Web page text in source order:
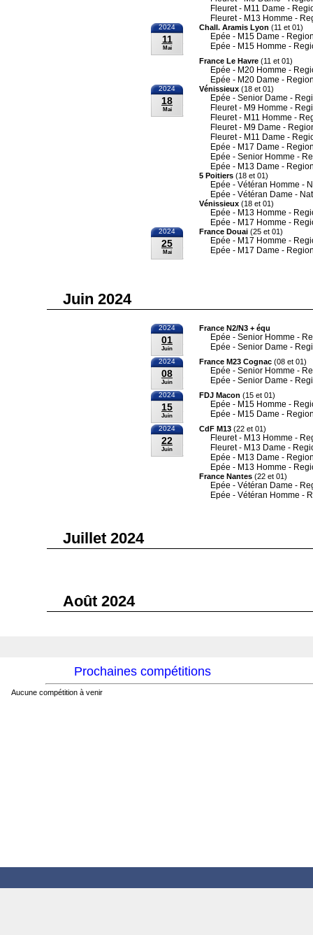
Fleuret - M11 Dame -
Fleuret - M13 Homme -
2024
11
Mai
Chall. Aramis Lyon (11 et 01)
Epée - M15 Dame -
Epée - M15 Homme -
France Le Havre (11 et 01)
Epée - M20 Homme -
Epée - M20 Dame -
2024
18
Mai
Vénissieux (18 et 01)
Epée - Senior Dame -
Fleuret - M9 Homme -
Fleuret - M11 Homme -
Fleuret - M9 Dame -
Fleuret - M11 Dame -
Epée - M17 Dame -
Epée - Senior Homme -
Epée - M13 Dame -
5 Poitiers (18 et 01)
Epée - Vétéran Homme -
Epée - Vétéran Dame -
Vénissieux (18 et 01)
Epée - M13 Homme -
Epée - M17 Homme -
2024
25
Mai
France Douai (25 et 01)
Epée - M17 Homme -
Epée - M17 Dame -
Juin 2024
2024
01
Juin
France N2/N3 + équ
Epée - Senior Homme -
Epée - Senior Dame -
2024
08
Juin
France M23 Cognac (08 et 01)
Epée - Senior Homme -
Epée - Senior Dame -
2024
15
Juin
FDJ Macon (15 et 01)
Epée - M15 Homme -
Epée - M15 Dame -
2024
22
Juin
CdF M13 (22 et 01)
Fleuret - M13 Homme -
Fleuret - M13 Dame -
Epée - M13 Dame -
Epée - M13 Homme -
France Nantes (22 et 01)
Epée - Vétéran Dame -
Epée - Vétéran Homme -
Juillet 2024
Août 2024
Prochaines compétitions
Aucune compétition à venir